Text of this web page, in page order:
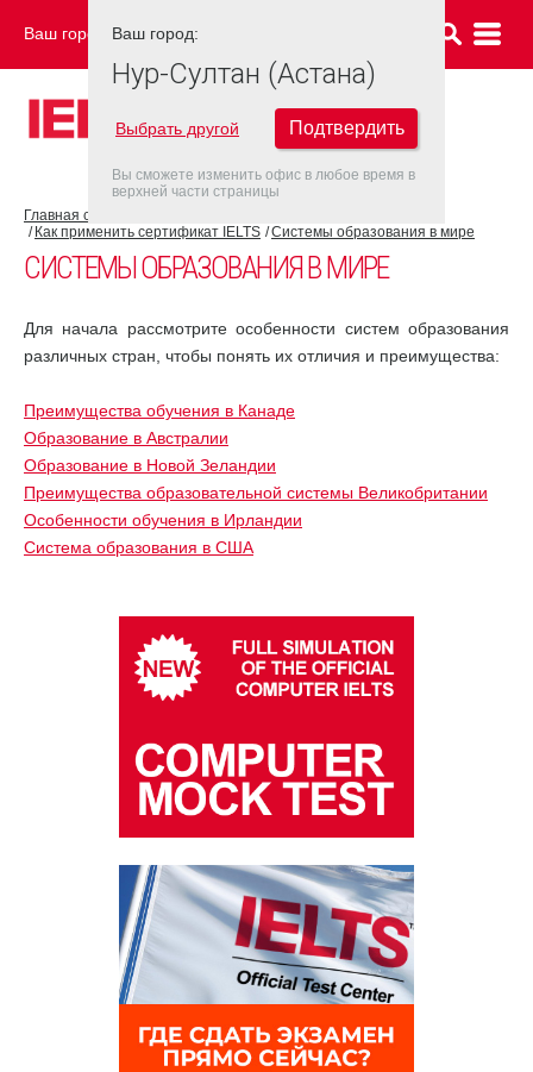
Ваш город: НУР-СУЛТАН (АСТАНА)
Главная страница
Как применить сертификат IELTS
Системы образования в мире
СИСТЕМЫ ОБРАЗОВАНИЯ В МИРЕ
Для начала рассмотрите особенности систем образования
различных стран, чтобы понять их отличия и преимущества:
Преимущества обучения в Канаде
Образование в Австралии
Образование в Новой Зеландии
Преимущества образовательной системы Великобритании
Особенности обучения в Ирландии
Система образования в США
Ваш город:
Нур-Султан (Астана)
Выбрать другой Подтвердить
Вы сможете изменить офис в любое время в
верхней части страницы